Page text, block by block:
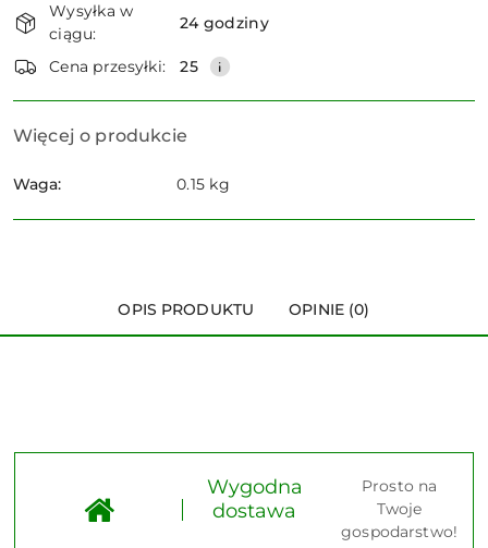
i
dostawa
Wysyłka w
ciągu:
24 godziny
Cena przesyłki: 25
Więcej o produkcie
Waga: 0.15 kg
OPIS PRODUKTU OPINIE (0)
Wygodna
dostawa
Prosto na
Twoje
gospodarstwo!